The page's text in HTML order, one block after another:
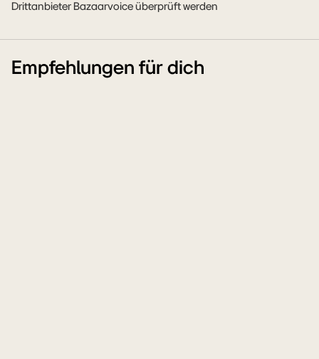
Drittanbieter Bazaarvoice überprüft werden
Empfehlungen für dich